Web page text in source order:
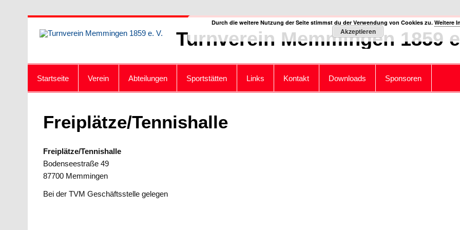
Turnverein Memmingen 1859
Startseite Verein Abteilungen Sportstätten Links Kontakt Downloads Sponsoren
Freiplätze/Tennishalle
Freiplätze/Tennishalle
Bodenseestraße 49
87700 Memmingen
Bei der TVM Geschäftsstelle gelegen
Durch die weitere Nutzung der Seite stimmst du der Verwendung von Cookies zu. Weitere
Akzeptieren